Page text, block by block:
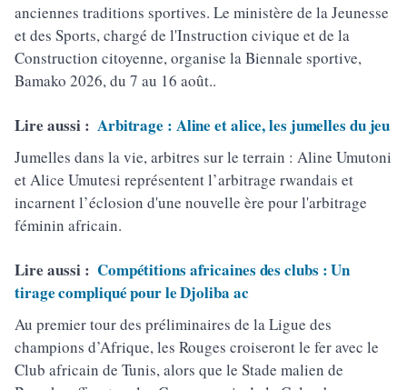
anciennes traditions sportives. Le ministère de la Jeunesse
et des Sports, chargé de l'Instruction civique et de la
Construction citoyenne, organise la Biennale sportive,
Bamako 2026, du 7 au 16 août..
Lire aussi : Arbitrage : Aline et alice, les jumelles du jeu
Jumelles dans la vie, arbitres sur le terrain : Aline Umutoni
et Alice Umutesi représentent l’arbitrage rwandais et
incarnent l’éclosion d'une nouvelle ère pour l'arbitrage
féminin africain.
Lire aussi : Compétitions africaines des clubs : Un
tirage compliqué pour le Djoliba ac
Au premier tour des préliminaires de la Ligue des
champions d’Afrique, les Rouges croiseront le fer avec le
Club africain de Tunis, alors que le Stade malien de